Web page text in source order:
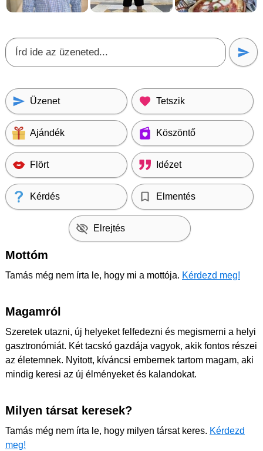
Üzenet Tetszik
Ajándék Köszöntő
Flört Idézet
Kérdés Elmentés
Elrejtés
Mottóm
Tamás még nem írta le, hogy mi a mottója. Kérdezd meg!
Magamról
Szeretek utazni, új helyeket felfedezni és megismerni a helyi
gasztronómiát. Két tacskó gazdája vagyok, akik fontos részei
az életemnek. Nyitott, kíváncsi embernek tartom magam, aki
mindig keresi az új élményeket és kalandokat.
Milyen társat keresek?
Tamás még nem írta le, hogy milyen társat keres. Kérdezd
meg!